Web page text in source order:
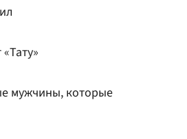
мужчины, которые